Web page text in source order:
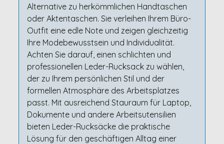
Alternative zu herkömmlichen Handtaschen
oder Aktentaschen. Sie verleihen Ihrem Büro-
Outfit eine edle Note und zeigen gleichzeitig
Ihre Modebewusstsein und Individualität.
Achten Sie darauf, einen schlichten und
professionellen Leder-Rucksack zu wählen,
der zu Ihrem persönlichen Stil und der
formellen Atmosphäre des Arbeitsplatzes
passt. Mit ausreichend Stauraum für Laptop,
Dokumente und andere Arbeitsutensilien
bieten Leder-Rucksäcke die praktische
Lösung für den geschäftigen Alltag einer